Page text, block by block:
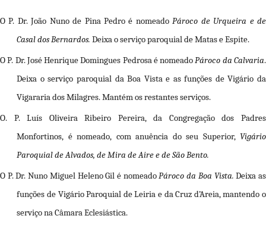
OP. Dr. João Nuno de Pina Pedroé nomeadoPároco de Urqueira e de
Casal dos Bernardos. Deixa o serviço paroquial de Matas e Espite.
OP. Dr. José Henrique Domingues Pedrosaé nomeadoPároco da Calvaria.
Deixa o serviço paroquial da Boa Vista e as funções de Vigário da
Vigararia dos Milagres. Mantém os restantes serviços.
O. P. Luís Oliveira Ribeiro Pereira, da Congregação dos Padres
Monfortinos, é nomeado, com anuência do seu Superior, Vigário
Paroquial de Alvados, de Mira de Aire e de São Bento.
O P. Dr. Nuno Miguel Heleno Gil é nomeadoPároco da Boa Vista. Deixa as
funções de Vigário Paroquial de Leiria e da Cruz d’Areia, mantendo o
serviço na Câmara Eclesiástica.